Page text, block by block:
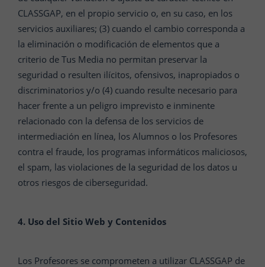
CLASSGAP, en el propio servicio o, en su caso, en los
servicios auxiliares; (3) cuando el cambio corresponda a
la eliminación o modificación de elementos que a
criterio de Tus Media no permitan preservar la
seguridad o resulten ilícitos, ofensivos, inapropiados o
discriminatorios y/o (4) cuando resulte necesario para
hacer frente a un peligro imprevisto e inminente
relacionado con la defensa de los servicios de
intermediación en línea, los Alumnos o los Profesores
contra el fraude, los programas informáticos maliciosos,
el spam, las violaciones de la seguridad de los datos u
otros riesgos de ciberseguridad.
4. Uso del Sitio Web y Contenidos
Los Profesores se comprometen a utilizar CLASSGAP de